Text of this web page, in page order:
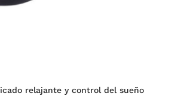
relajante y control del sueño